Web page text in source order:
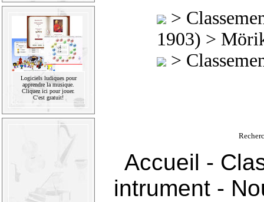
Logiciels ludiques pour
apprendre la musique.
Cliquez ici pour jouer.
C'est gratuit!
>
1903) >
>
Accueil -
intrument -